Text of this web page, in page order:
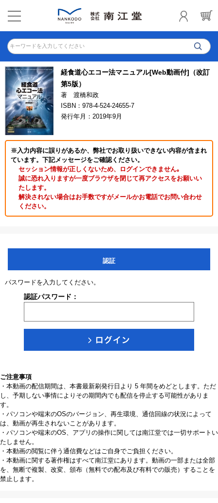
キーワードを入力してください
経食道心エコー法マニュアル[Web動画付]（改訂
第5版）
著 渡橋和政
ISBN：978-4-524-24655-7
発行年月：2019年9月
※入力内容に誤りがあるか、弊社でお取り扱いできない内容が含まれ
ています。下記メッセージをご確認ください。
セッション情報が正しくないため、ログインできません｡
誠に恐れ入りますが一度ブラウザを閉じて再アクセスをお願いい
たします。
解決されない場合はお手数ですがメールかお電話でお問い合わせ
ください。
認証
パスワードを入力してください。
認証パスワード：
ご注意事項
・本動画の配信期間は、本書最新刷発行日より 5 年間をめどとします。ただ
し、予期しない事情によりその期間内でも配信を停止する可能性がありま
す。
・パソコンや端末のOSのバージョン、再生環境、通信回線の状況によって
は、動画が再生されないことがあります。
・パソコンや端末のOS、アプリの操作に関しては南江堂では一切サポートい
たしません。
・本動画の閲覧に伴う通信費などはご自身でご負担ください。
・本動画に関する著作権はすべて南江堂にあります。動画の一部または全部
を、無断で複製、改変、頒布（無料での配布及び有料での販売）することを
禁止します。